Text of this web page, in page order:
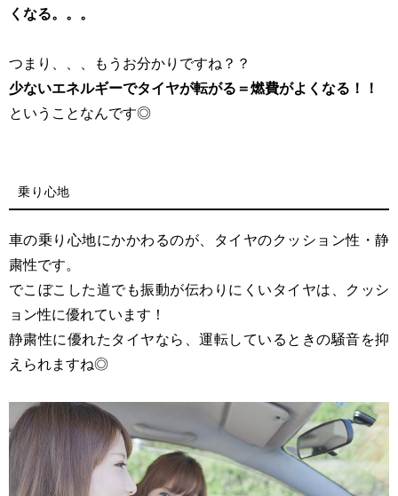
くなる。。。
つまり、、、もうお分かりですね？？
少ないエネルギーでタイヤが転がる＝燃費がよくなる！！
ということなんです◎
乗り心地
車の乗り心地にかかわるのが、タイヤのクッション性・静
粛性です。
でこぼこした道でも振動が伝わりにくいタイヤは、クッシ
ョン性に優れています！
静粛性に優れたタイヤなら、運転しているときの騒音を抑
えられますね◎